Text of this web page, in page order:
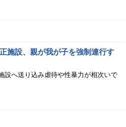
施設、親が我が子を強制連行す
設へ送り込み虐待や性暴力が相次いで